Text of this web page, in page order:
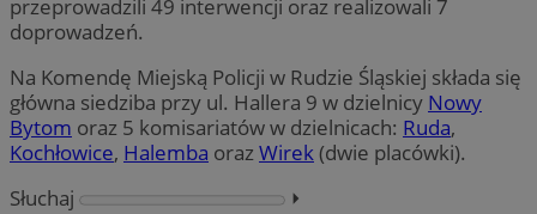
przeprowadzili 49 interwencji oraz realizowali 7
doprowadzeń.
Na Komendę Miejską Policji w Rudzie Śląskiej składa się
główna siedziba przy ul. Hallera 9 w dzielnicy Nowy
Bytom oraz 5 komisariatów w dzielnicach: Ruda,
Kochłowice, Halemba orazWirek(dwie placówki).
Słuchaj
⏵︎